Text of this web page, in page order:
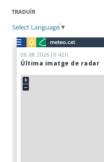
TRADUÏR
Select Language ▼